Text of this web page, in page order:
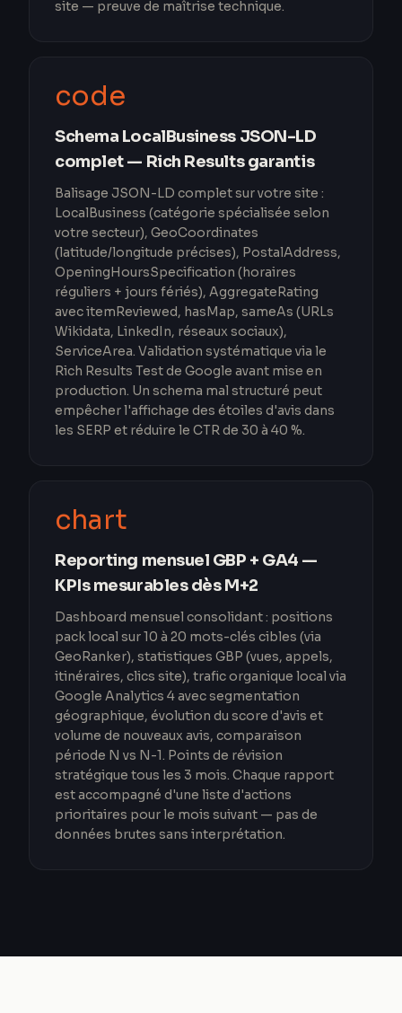
site — preuve de maîtrise technique.
code
Schema LocalBusiness JSON-LD
complet — Rich Results garantis
Balisage JSON-LD complet sur votre site :
LocalBusiness (catégorie spécialisée selon
votre secteur), GeoCoordinates
(latitude/longitude précises), PostalAddress,
OpeningHoursSpecification (horaires
réguliers + jours fériés), AggregateRating
avec itemReviewed, hasMap, sameAs (URLs
Wikidata, LinkedIn, réseaux sociaux),
ServiceArea. Validation systématique via le
Rich Results Test de Google avant mise en
production. Un schema mal structuré peut
empêcher l'affichage des étoiles d'avis dans
les SERP et réduire le CTR de 30 à 40 %.
chart
Reporting mensuel GBP + GA4 —
KPIs mesurables dès M+2
Dashboard mensuel consolidant : positions
pack local sur 10 à 20 mots-clés cibles (via
GeoRanker), statistiques GBP (vues, appels,
itinéraires, clics site), trafic organique local via
Google Analytics 4 avec segmentation
géographique, évolution du score d'avis et
volume de nouveaux avis, comparaison
période N vs N-1. Points de révision
stratégique tous les 3 mois. Chaque rapport
est accompagné d'une liste d'actions
prioritaires pour le mois suivant — pas de
données brutes sans interprétation.